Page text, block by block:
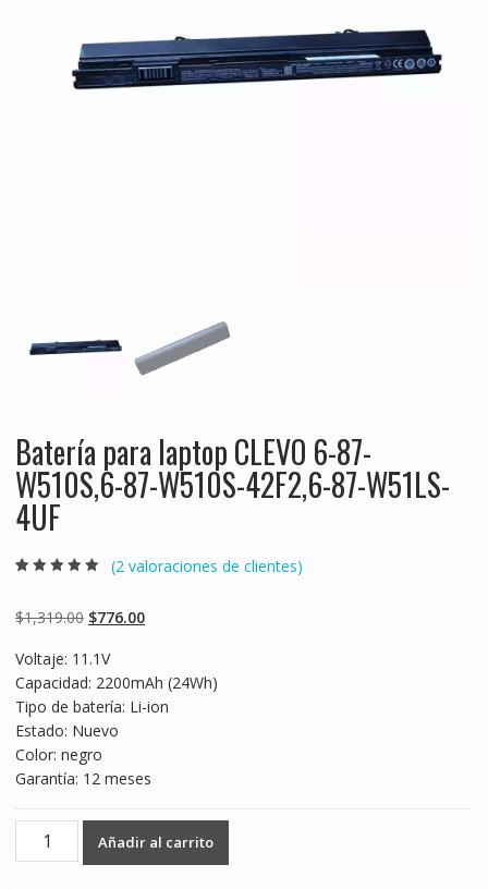
Batería para laptop CLEVO 6-87-
W510S,6-87-W510S-42F2,6-87-W51LS-
4UF
basado en
puntuaciones
(2 valoraciones de clientes)
$1,319.00 Original
was:
$1,319.00.
$776.00Current
$776.00.
Voltaje: 11.1V
Capacidad: 2200mAh (24Wh)
Tipo de batería: Li-ion
Estado: Nuevo
Color: negro
Garantía: 12 meses
Batería
Añadir al carrito